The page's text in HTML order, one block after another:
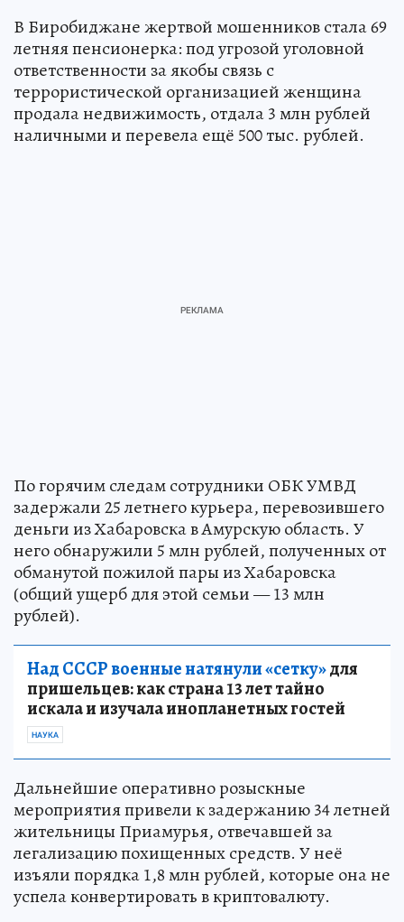
В Биробиджане жертвой мошенников стала 69
летняя пенсионерка: под угрозой уголовной
ответственности за якобы связь с
террористической организацией женщина
продала недвижимость, отдала 3 млн рублей
наличными и перевела ещё 500 тыс. рублей.
По горячим следам сотрудники ОБК УМВД
задержали 25 летнего курьера, перевозившего
деньги из Хабаровска в Амурскую область. У
него обнаружили 5 млн рублей, полученных от
обманутой пожилой пары из Хабаровска
(общий ущерб для этой семьи — 13 млн
рублей).
Над СССР военные натянули «сетку»для
пришельцев: как страна 13 лет тайно
искала и изучала инопланетных гостей
НАУКА
Дальнейшие оперативно розыскные
мероприятия привели к задержанию 34 летней
жительницы Приамурья, отвечавшей за
легализацию похищенных средств. У неё
изъяли порядка 1,8 млн рублей, которые она не
успела конвертировать в криптовалюту.